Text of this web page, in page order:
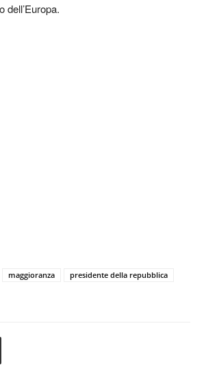
dell’Europa.
maggioranza
presidente della repubblica